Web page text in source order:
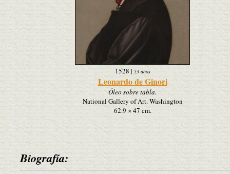
1528 | 53 años
Leonardo de Ginori
Óleo sobre tabla.
National Gallery of Art. Washington
62.9 × 47 cm.
Biografía: